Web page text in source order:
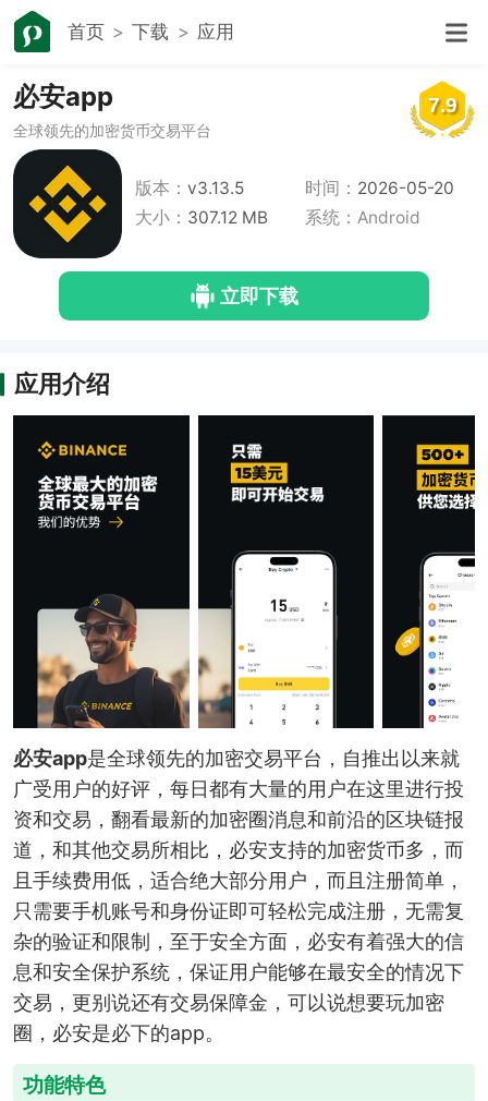
首页 下载 应用
7.9
必安app
全球领先的加密货币交易平台
版本：v3.13.5 时间： 2026-05-20
大小： 307.12 MB 系统：Android
立即下载
应用介绍
必安app是全球领先的加密交易平台，自推出以来就
广受用户的好评，每日都有大量的用户在这里进行投
资和交易，翻看最新的加密圈消息和前沿的区块链报
道，和其他交易所相比，必安支持的加密货币多，而
且手续费用低，适合绝大部分用户，而且注册简单，
只需要手机账号和身份证即可轻松完成注册，无需复
杂的验证和限制，至于安全方面，必安有着强大的信
息和安全保护系统，保证用户能够在最安全的情况下
交易，更别说还有交易保障金，可以说想要玩加密
圈，必安是必下的app。
功能特色